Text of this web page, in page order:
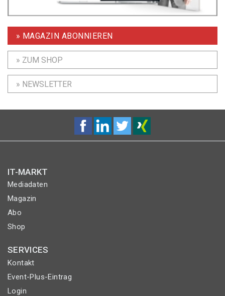
» MAGAZIN ABONNIEREN
» ZUM SHOP
» NEWSLETTER
IT-MARKT
Mediadaten
Magazin
Abo
Shop
SERVICES
Kontakt
Event-Plus-Eintrag
Login